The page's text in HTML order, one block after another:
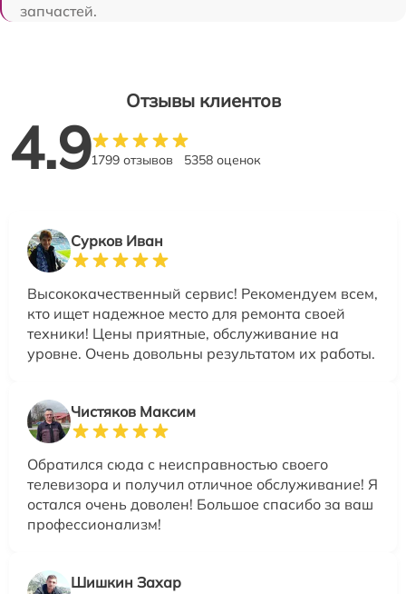
запчастей.
Отзывы клиентов
4.91799 отзывов 5358 оценок
Сурков Иван
Высококачественный сервис! Рекомендуем всем,
кто ищет надежное место для ремонта своей
техники! Цены приятные, обслуживание на
уровне. Очень довольны результатом их работы.
Чистяков Максим
Обратился сюда с неисправностью своего
телевизора и получил отличное обслуживание! Я
остался очень доволен! Большое спасибо за ваш
профессионализм!
Шишкин Захар